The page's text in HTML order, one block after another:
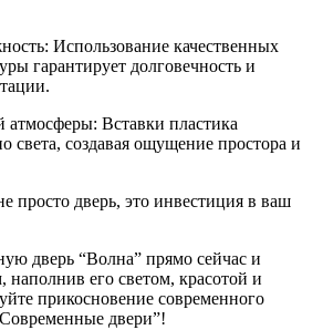
Использование качественных
гарантирует долговечность и
атмосферы: Вставки пластика
света, создавая ощущение простора и
просто дверь, это инвестиция в ваш
дверь “Волна” прямо сейчас и
наполнив его светом, красотой и
прикосновение современного
двери”!